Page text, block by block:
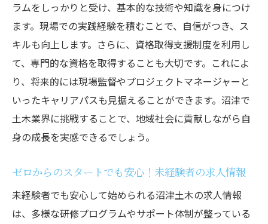
地元住民との連携を通じて得られる喜び
沼津土木求人で実感する地域貢献の価値
土木工事を通じて地域社会に貢献する方法
地域のために働くことの意味
地元で働くことのやりがいと誇り
資格取得支援充実沼津土木求人での成長ストー
リー
資格取得がキャリアに与える影響
沼津土木求人の資格取得支援の詳細
資格を取得してスキルアップする方法
ラムをしっかりと受け、基本的な技術や知識を身につけ
ます。現場での実践経験を積むことで、自信がつき、ス
キルも向上します。さらに、資格取得支援制度を利用し
て、専門的な資格を取得することも大切です。これによ
り、将来的には現場監督やプロジェクトマネージャーと
いったキャリアパスも見据えることができます。沼津で
土木業界に挑戦することで、地域社会に貢献しながら自
身の成長を実感できるでしょう。
ゼロからのスタートでも安心！未経験者の求人情報
未経験者でも安心して始められる沼津土木の求人情報
は、多様な研修プログラムやサポート体制が整っている